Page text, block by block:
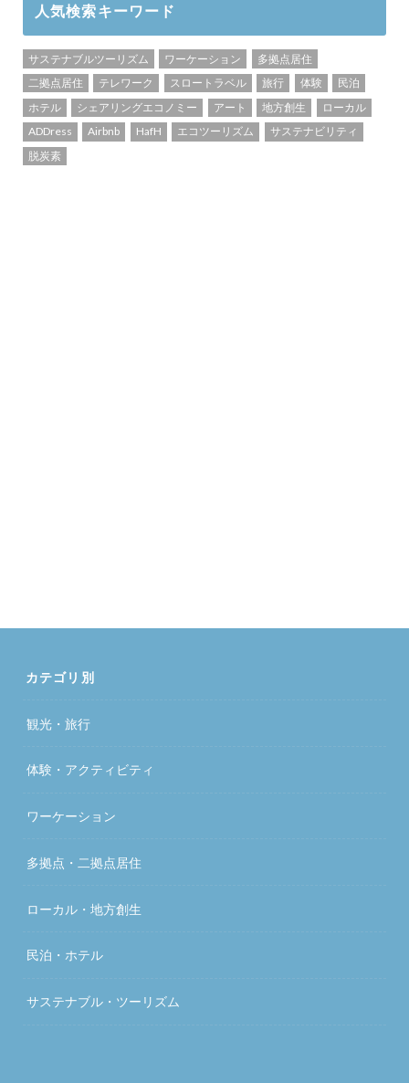
人気検索キーワード
サステナブルツーリズム ワーケーション
多拠点居住
二拠点居住
テレワーク スロートラベル 旅行 体験
民泊
ホテル
シェアリングエコノミー アート 地方創生
ローカル
ADDress
Airbnb HafH エコツーリズム
サステナビリティ
脱炭素
カテゴリ別
観光・旅行
体験・アクティビティ
ワーケーション
多拠点・二拠点居住
ローカル・地方創生
民泊・ホテル
サステナブル・ツーリズム